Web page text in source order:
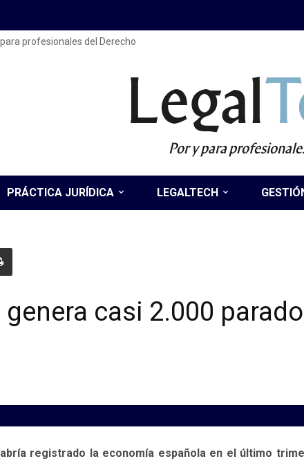
profesionales del Derecho
Legal
Por y para
PRÁCTICA JURÍDICA LEGALTECH
casi 2.000
registrado la economía española en el último